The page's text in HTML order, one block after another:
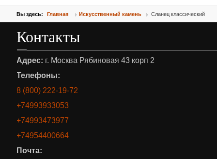
Вы здесь: Главная Искусственный камень Сланец классический
Контакты
Адрес: г. Москва Рябиновая 43 корп 2
Телефоны:
8 (800) 222-19-72
+74993933053
+74993473977
+74954400664
Почта: